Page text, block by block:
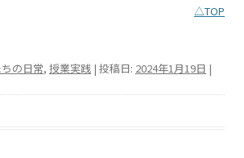
△TOP
の日常, 授業実践 | 投稿日: 2024年1月19日 |